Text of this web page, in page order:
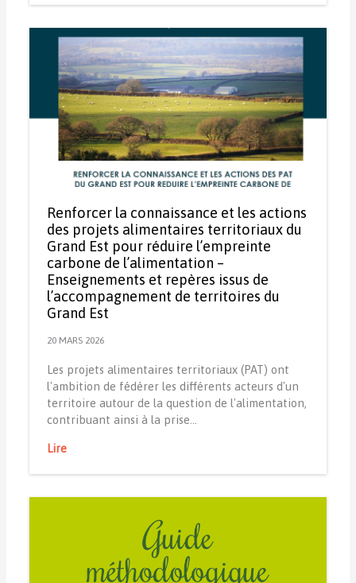
Renforcer la connaissance et les actions
des projets alimentaires territoriaux du
Grand Est pour réduire l’empreinte
carbone de l’alimentation –
Enseignements et repères issus de
l’accompagnement de territoires du
Grand Est
20 MARS 2026
Les projets alimentaires territoriaux (PAT) ont
l'ambition de fédérer les différents acteurs d'un
territoire autour de la question de l'alimentation,
contribuant ainsi à la prise…
Lire